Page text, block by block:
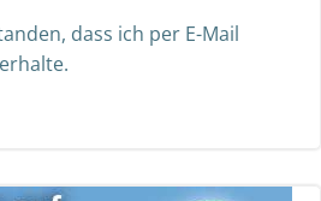
dass ich per E-Mail